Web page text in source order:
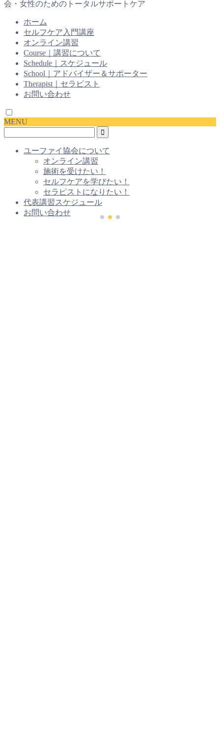
会・女性のためのトータルサポートケア
ホーム
セルフケア入門講座
オンライン講習
Course｜講習について
Schedule｜スケジュール
School｜アドバイザー＆サポーター
Therapist｜セラピスト
お問い合わせ
MENU
ユーファイ協会について
オンライン講習
施術を受けたい！
セルフケアを学びたい！
セラピストになりたい！
代表講習スケジュール
お問い合わせ